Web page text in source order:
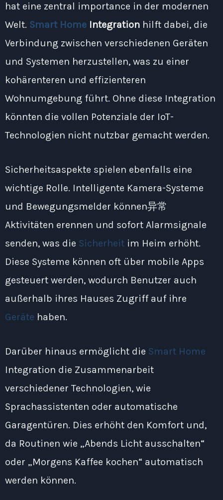
hat eine zentral importance in der modernen
Welt. Smart Home Integration hilft dabei, die
Verbindung zwischen verschiedenen Geräten
und Systemen herzustellen, was zu einer
kohärenteren und effizienteren
Wohnumgebung führt. Ohne diese Integration
könnten die vollen Potenziale der IoT-
Technologien nicht nutzbar gemacht werden.
Sicherheitsaspekte spielen ebenfalls eine
wichtige Rolle. Intelligente Kamera-Systeme
und Bewegungsmelder können异常
Aktivitäten erennen und sofort Alarmsignale
senden, was die Sicherheit im Heim erhöht.
Diese Systeme können oft über mobile Apps
gesteuert werden, wodurch Benutzer auch
außerhalb ihres Hauses Zugriff auf ihre
Geräte haben.
Darüber hinaus ermöglicht die Smart Home
Integration die Zusammenarbeit
verschiedener Technologien, wie
Sprachassistenten oder automatische
Garagentüren. Dies erhöht den Komfort und,
da Routinen wie „Abends Licht ausschalten“
oder „Morgens Kaffee kochen“ automatisch
werden können.